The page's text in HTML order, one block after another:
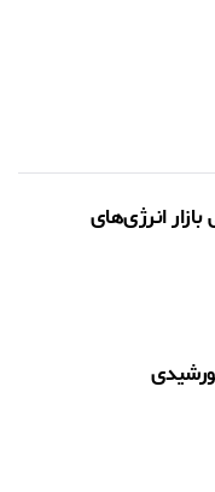
انرژی‌های